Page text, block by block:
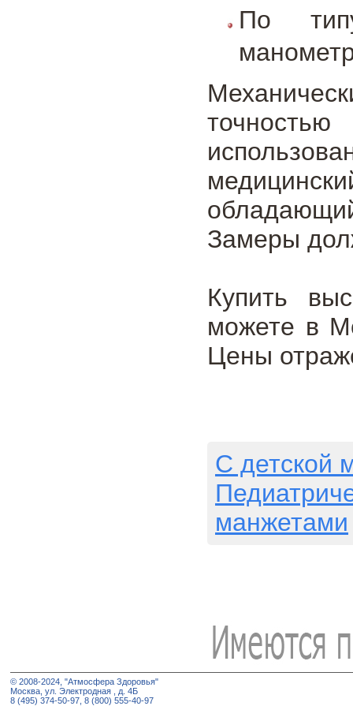
По
Замеры
Купить
можете в
Цены
C детской
манжетами
© 2008-2024, "Атмосфера Здоровья"
Москва, ул. Электродная , д. 4Б
8 (495) 374-50-97, 8 (800) 555-40-97